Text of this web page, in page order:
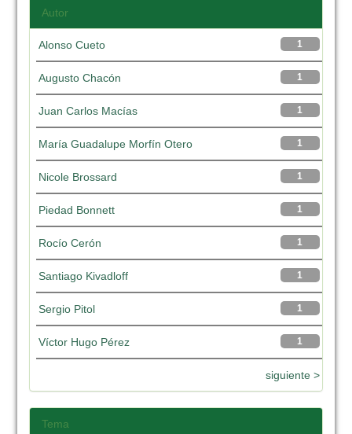
Autor
1
Alonso Cueto
1
Augusto Chacón
1
Juan Carlos Macías
1
María Guadalupe Morfín Otero
1
Nicole Brossard
1
Piedad Bonnett
1
Rocío Cerón
1
Santiago Kivadloff
1
Sergio Pitol
1
Víctor Hugo Pérez
siguiente >
Tema